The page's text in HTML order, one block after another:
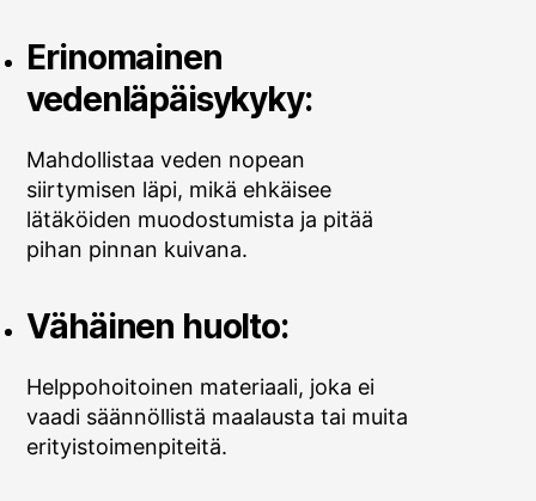
Erinomainen
vedenläpäisykyky:
Mahdollistaa veden nopean
siirtymisen läpi, mikä ehkäisee
lätäköiden muodostumista ja pitää
pihan pinnan kuivana.
Vähäinen huolto:
Helppohoitoinen materiaali, joka ei
vaadi säännöllistä maalausta tai muita
erityistoimenpiteitä.